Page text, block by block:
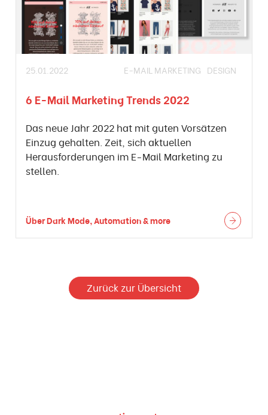
25.01.2022 E-MAIL MARKETING DESIGN
6 E-Mail Marketing Trends 2022
Das neue Jahr 2022 hat mit guten Vorsätzen
Einzug gehalten. Zeit, sich aktuellen
Herausforderungen im E-Mail Marketing zu
stellen.
Über Dark Mode, Automation & more
Zurück zur Übersicht